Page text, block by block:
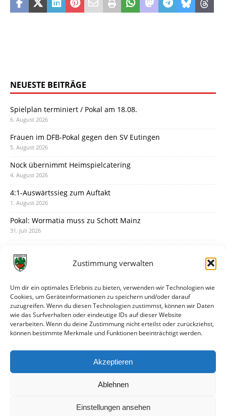
Zustimmung verwalten
Um dir ein optimales Erlebnis zu bieten, verwenden wir Technologien wie
Cookies, um Geräteinformationen zu speichern und/oder darauf
zuzugreifen. Wenn du diesen Technologien zustimmst, können wir Daten
wie das Surfverhalten oder eindeutige IDs auf dieser Website
verarbeiten. Wenn du deine Zustimmung nicht erteilst oder zurückziehst,
können bestimmte Merkmale und Funktionen beeinträchtigt werden.
Akzeptieren
Ablehnen
Einstellungen ansehen
NEUESTE BEITRÄGE
Spielplan terminiert / Pokal am 18.08.
6. August 2026
Frauen im DFB-Pokal gegen den SV Eutingen
5. August 2026
Nock übernimmt Heimspielcatering
4. August 2026
4:1-Auswärtssieg zum Auftakt
1. August 2026
Pokal: Wormatia muss zu Schott Mainz
31. Juli 2026
30. Juli 2026
28. Juli 2026
Neuer Rückensponsor
28. Juli 2026
Neue Podcast-Folge: So tickt Björn!
Eindrücke vom Stadionfest
27. Juli 2026